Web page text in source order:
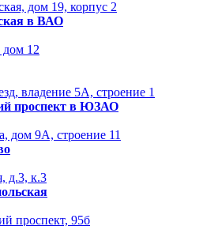
дом 19, корпус 2
в ВАО
дом 12
владение 5А, строение 1
проспект в ЮЗАО
дом 9A, строение 11
д.3, к.3
проспект, 95б